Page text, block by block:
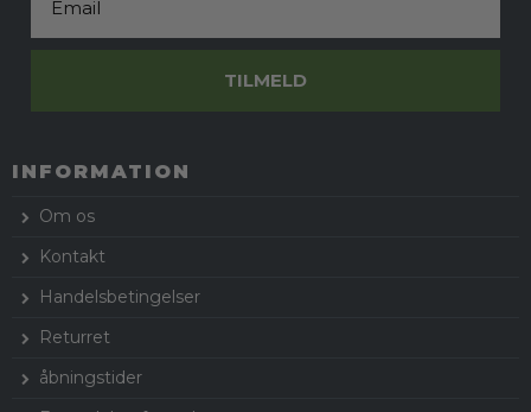
TILMELD
INFORMATION
Om os
Kontakt
Handelsbetingelser
Returret
åbningstider